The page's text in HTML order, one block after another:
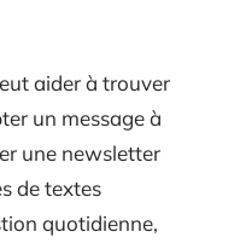
aider à trouver
un message à
une newsletter
de textes
quotidienne,